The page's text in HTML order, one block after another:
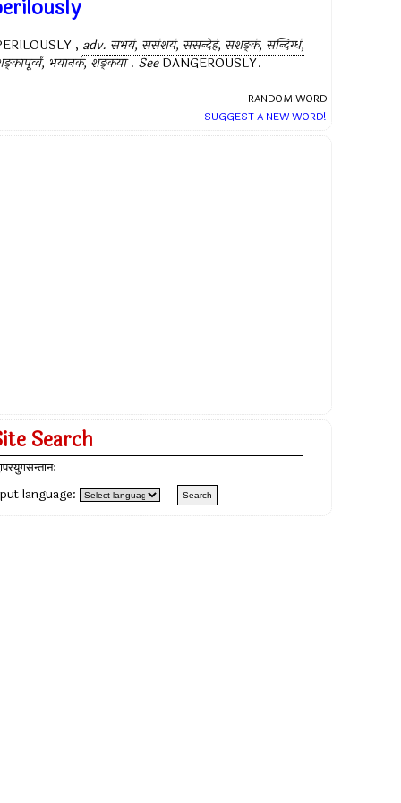
, adv. सभयं, ससंशयं, ससन्देहं, सशङ्कं, सन्दिग्धं,
भयानकं, शङ्कया . SeeDANGEROUSLY.
RANDOM WORD
SUGGEST A NEW WORD!
Search
language: